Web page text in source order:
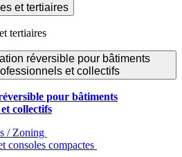
et tertiaires
tertiaires
réversible pour bâtiments
et collectifs
pour bâtiments
collectifs
/ Zoning
consoles compactes